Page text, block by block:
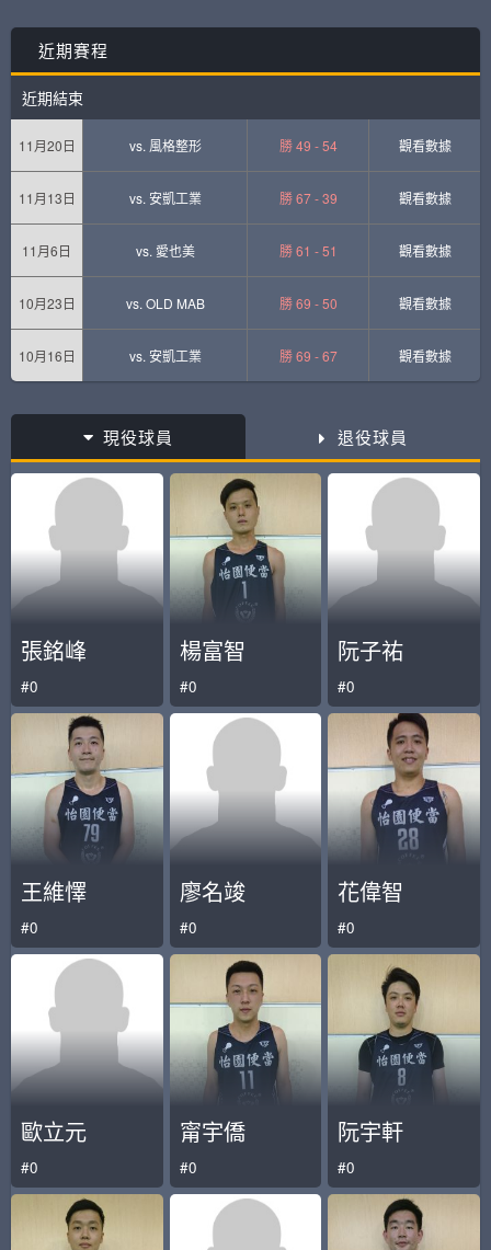
近期賽程
近期結束
11月20日 vs. 風格整形 勝 49 - 54 觀看數據
11月13日 vs. 安凱工業 勝 67 - 39 觀看數據
11月6日 vs. 愛也美 勝 61 - 51 觀看數據
10月23日 vs. OLD MAB 勝 69 - 50 觀看數據
10月16日 vs. 安凱工業 勝 69 - 67 觀看數據
現役球員 退役球員
張銘峰
#0
楊富智
#0
阮子祐
#0
王維懌
#0
廖名竣
#0
花偉智
#0
歐立元
#0
甯宇僑
#0
阮宇軒
#0